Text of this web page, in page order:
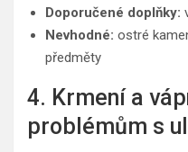
Doporučené doplňky:
Nevhodné: ostré
předměty
4. Krmení a
problémům s